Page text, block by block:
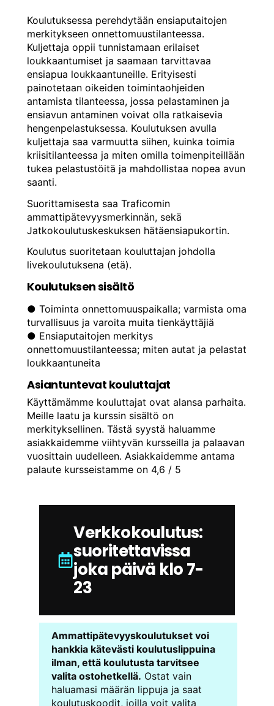
Koulutuksessa perehdytään ensiaputaitojen
merkitykseen onnettomuustilanteessa.
Kuljettaja oppii tunnistamaan erilaiset
loukkaantumiset ja saamaan tarvittavaa
ensiapua loukkaantuneille. Erityisesti
painotetaan oikeiden toimintaohjeiden
antamista tilanteessa, jossa pelastaminen ja
ensiavun antaminen voivat olla ratkaisevia
hengenpelastuksessa. Koulutuksen avulla
kuljettaja saa varmuutta siihen, kuinka toimia
kriisitilanteessa ja miten omilla toimenpiteillään
tukea pelastustöitä ja mahdollistaa nopea avun
saanti.
Suorittamisesta saa Traficomin
ammattipätevyysmerkinnän, sekä
Jatkokoulutuskeskuksen hätäensiapukortin.
Koulutus suoritetaan kouluttajan johdolla
livekoulutuksena (etä).
Koulutuksen sisältö
● Toiminta onnettomuuspaikalla; varmista oma
turvallisuus ja varoita muita tienkäyttäjiä
● Ensiaputaitojen merkitys
onnettomuustilanteessa; miten autat ja pelastat
loukkaantuneita
Asiantuntevat kouluttajat
Käyttämämme kouluttajat ovat alansa parhaita.
Meille laatu ja kurssin sisältö on
merkityksellinen. Tästä syystä haluamme
asiakkaidemme viihtyvän kursseilla ja palaavan
vuosittain uudelleen. Asiakkaidemme antama
palaute kursseistamme on 4,6 / 5
Verkkokoulutus:
suoritettavissa
joka päivä klo 7-
23
Ammattipätevyyskoulutukset voi
hankkia kätevästi koulutuslippuina
ilman, että koulutusta tarvitsee
valita ostohetkellä. Ostat vain
haluamasi määrän lippuja ja saat
koulutuskoodit, joilla voit valita